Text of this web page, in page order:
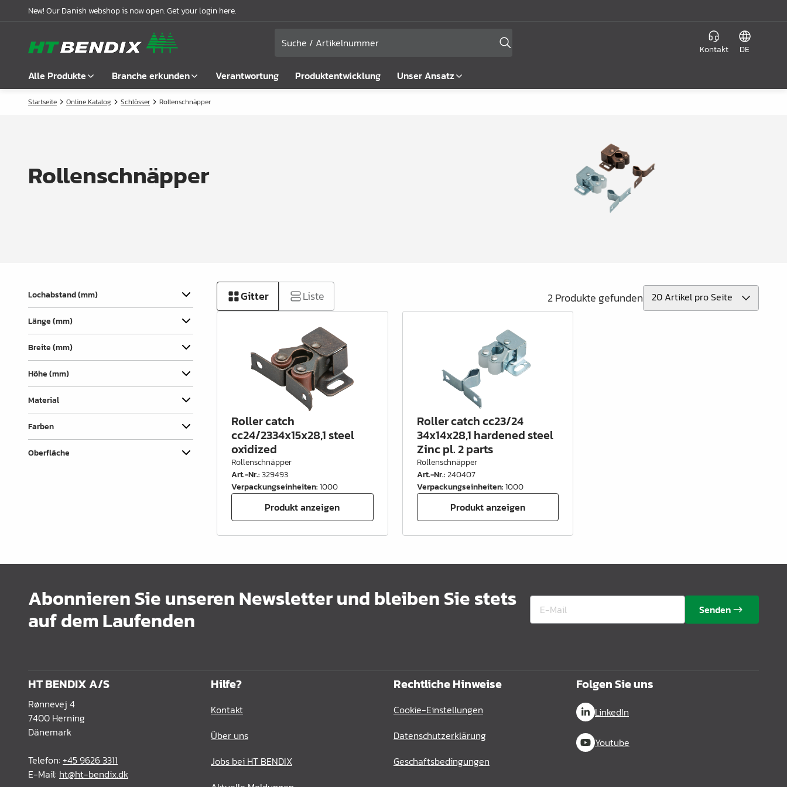
New! Our Danish webshop is now open. Get your login here.
Kontakt DE
Alle Produkte
Alle anzeigen
Schlösser
Auszüge &
Schubkastenteile
Scharniere & Türbeschläge
Beine, Füsse &
Untergestelle
Filz, Gleitnägel & Anschläge
Drahtware
Leisten Profile
Elektro Artikel
Verpackung
Lamello Produkte
Branche erkunden
Möbelindustrie
Garderobenlösungen
Verantwortung Produktentwicklung Unser Ansatz
Über uns
Compliance
Startseite Online Katalog Schlösser Rollenschnäpper
Rollenschnäpper
Lochabstand (mm)
Länge (mm)
Breite (mm)
Höhe (mm)
Material
Farben
Oberfläche
Liste
Gitter 2 Produkte gefunden
Roller catch
cc24/2334x15x28,1 steel
oxidized
Rollenschnäpper
Art.-Nr.:329493
Verpackungseinheiten:1000
Produkt anzeigen
Roller catch cc23/24
34x14x28,1 hardened steel
Zinc pl. 2 parts
Rollenschnäpper
Art.-Nr.:240407
Verpackungseinheiten:1000
Produkt anzeigen
Abonnieren Sie unseren Newsletter und bleiben Sie stets
auf dem Laufenden Senden
HT BENDIX A/S
Rønnevej 4
7400 Herning
Dänemark
Telefon: +45 9626 3311
E-Mail: ht@ht-bendix.dk
Hilfe?
Kontakt
Über uns
Jobs bei HT BENDIX
Rechtliche Hinweise
Cookie-Einstellungen
Datenschutzerklärung
Geschaftsbedingungen
Folgen Sie uns
LinkedIn
Youtube